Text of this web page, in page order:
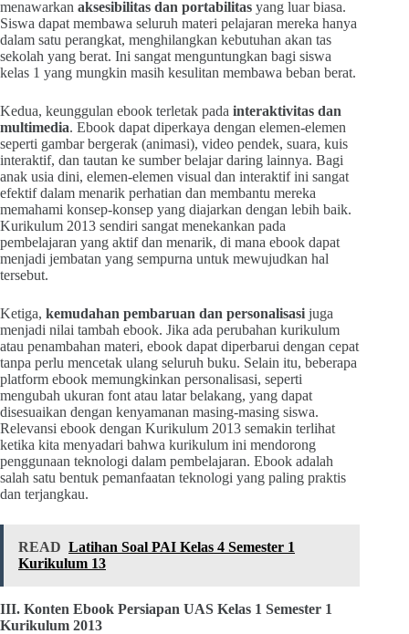
menawarkan aksesibilitas dan portabilitas yang luar biasa.
Siswa dapat membawa seluruh materi pelajaran mereka hanya
dalam satu perangkat, menghilangkan kebutuhan akan tas
sekolah yang berat. Ini sangat menguntungkan bagi siswa
kelas 1 yang mungkin masih kesulitan membawa beban berat.
Kedua, keunggulan ebook terletak pada interaktivitas dan
multimedia. Ebook dapat diperkaya dengan elemen-elemen
seperti gambar bergerak (animasi), video pendek, suara, kuis
interaktif, dan tautan ke sumber belajar daring lainnya. Bagi
anak usia dini, elemen-elemen visual dan interaktif ini sangat
efektif dalam menarik perhatian dan membantu mereka
memahami konsep-konsep yang diajarkan dengan lebih baik.
Kurikulum 2013 sendiri sangat menekankan pada
pembelajaran yang aktif dan menarik, di mana ebook dapat
menjadi jembatan yang sempurna untuk mewujudkan hal
tersebut.
Ketiga, kemudahan pembaruan dan personalisasi juga
menjadi nilai tambah ebook. Jika ada perubahan kurikulum
atau penambahan materi, ebook dapat diperbarui dengan cepat
tanpa perlu mencetak ulang seluruh buku. Selain itu, beberapa
platform ebook memungkinkan personalisasi, seperti
mengubah ukuran font atau latar belakang, yang dapat
disesuaikan dengan kenyamanan masing-masing siswa.
Relevansi ebook dengan Kurikulum 2013 semakin terlihat
ketika kita menyadari bahwa kurikulum ini mendorong
penggunaan teknologi dalam pembelajaran. Ebook adalah
salah satu bentuk pemanfaatan teknologi yang paling praktis
dan terjangkau.
READ Latihan Soal PAI Kelas 4 Semester 1
Kurikulum 13
III. Konten Ebook Persiapan UAS Kelas 1 Semester 1
Kurikulum 2013